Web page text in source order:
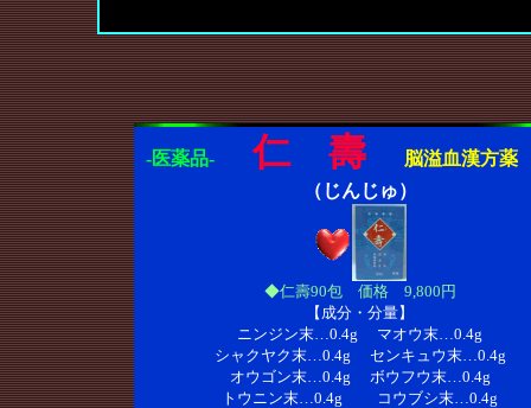
-医薬品-仁 壽
脳溢血漢方薬
（じんじゅ）
◆仁壽90包 価格 9,800円
【成分・分量】
ニンジン末…0.4g マオウ末…0.4g
シャクヤク末…0.4g センキュウ末…0.4g
オウゴン末…0.4g ボウフウ末…0.4g
トウニン末…0.4g コウブシ末…0.4g